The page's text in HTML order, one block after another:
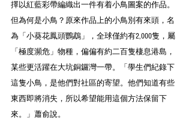
擇以紅藍彩帶編織出一件有着小鳥圖案的作品。
但為何是小鳥？原來作品上的小鳥別有來頭，名
為「小葵花鳳頭鸚鵡」，全球僅約有2,000隻，屬
「極度瀕危」物種，偏偏有約二百隻棲息港島，
某些更活躍在大坑銅鑼灣一帶。「學生們紀錄下
這隻小鳥，是他們對社區的寄望。他們知道有些
東西即將消失，所以希望能用這個方法保留下
來。」蕭俞說。